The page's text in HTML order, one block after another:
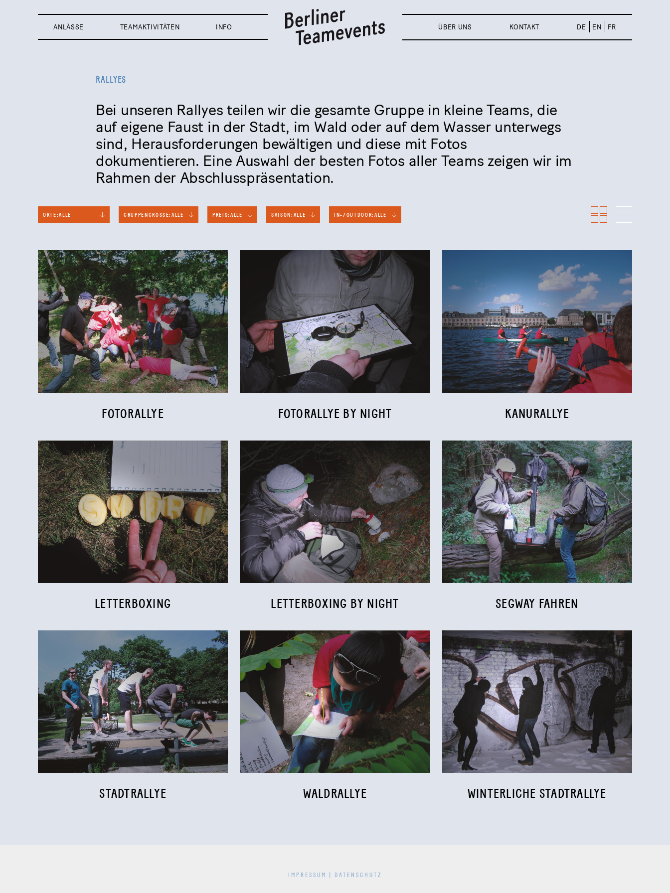
ANLÄSSE TEAMAKTIVITÄTEN INFO ÜBER UNS KONTAKT DE EN FR
RALLYES
Bei unseren Rallyes teilen wir die gesamte Gruppe in kleine Teams, die
auf eigene Faust in der Stadt, im Wald oder auf dem Wasser unterwegs
sind, Herausforderungen bewältigen und diese mit Fotos
dokumentieren. Eine Auswahl der besten Fotos aller Teams zeigen wir im
Rahmen der Abschlusspräsentation.
ORTE:ALLE GRUPPENGRÖSSE:ALLE PREIS: ALLE SAISON: ALLE IN-/OUTDOOR: ALLE
FOTORALLYE FOTORALLYE BY NIGHT KANURALLYE
LETTERBOXING LETTERBOXING BY NIGHT SEGWAY FAHREN
STADTRALLYE WALDRALLYE WINTERLICHE STADTRALLYE
IMPRESSUM DATENSCHUTZ